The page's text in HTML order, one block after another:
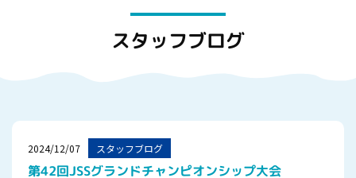
スタッフブログ
2024/12/07 スタッフブログ
第42回JSSグランドチャンピオンシップ大会